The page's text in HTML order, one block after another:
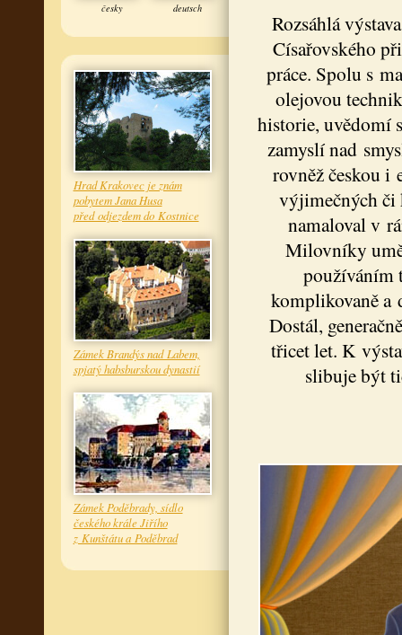
česky deutsch
Hrad Krakovec je znám
pobytem Jana Husa
před odjezdem do Kostnice
Zámek Brandýs nad Labem,
spjatý habsburskou dynastií
Zámek Poděbrady, sídlo
českého krále Jiřího
z Kunštátu a Poděbrad
Rozsáhlá
Císařovského
práce. Spolu s
olejovou
historie, uvědomí
zamyslí nad
rovněž českou i
výjimečných či
namaloval v
Milovníky
používáním
komplikovaně a
Dostál,
třicet let. K
slibuje být